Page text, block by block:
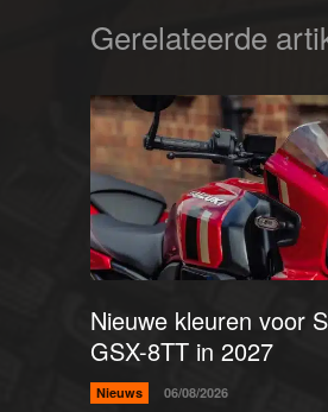
Gerelateerde
Nieuwe kleuren voor
GSX-8TT in 2027
Nieuws 06/08/2026